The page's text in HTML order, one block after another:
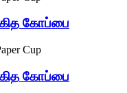
கோப்பை
கோப்பை